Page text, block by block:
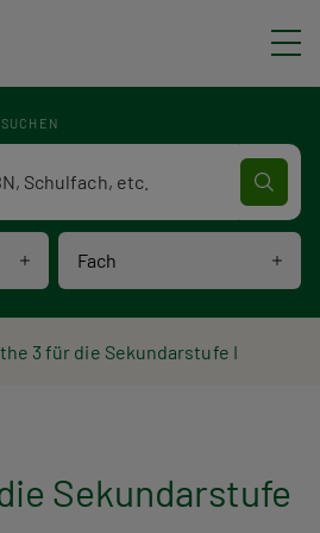
Fach
3 für die Sekundarstufe I
Sekundarstufe